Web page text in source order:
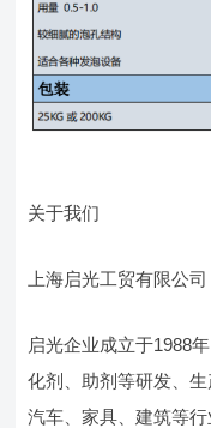
关于我们
上海启光工贸有限公司
启光企业成立于1988
化剂、助剂等研发、
汽车、家具、建筑等